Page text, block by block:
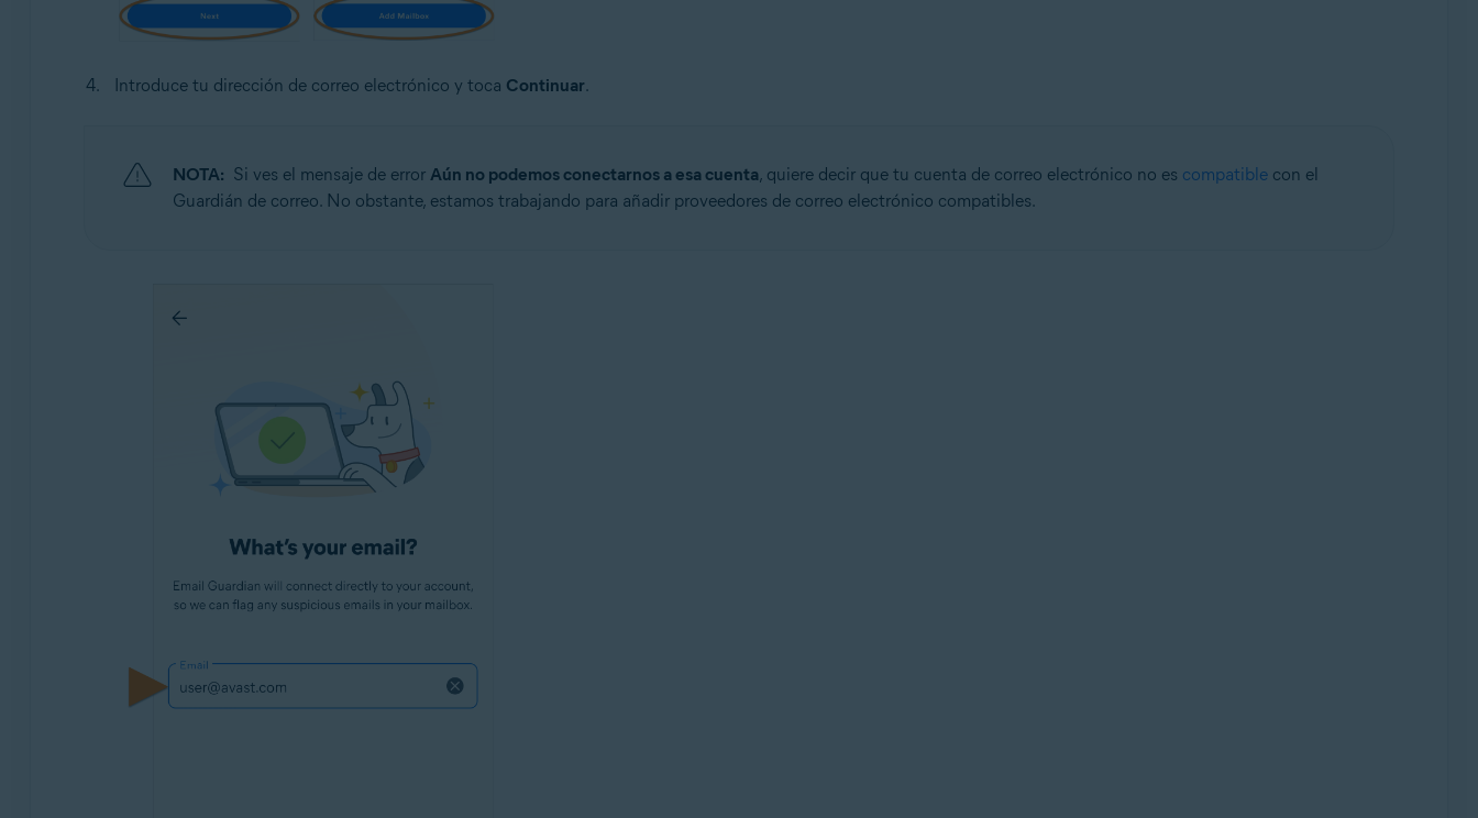
Introduce tu dirección de correo electrónico y toca Continuar.
NOTA: Si ves el mensaje de error Aún no podemos conectarnos a esa cuenta, quiere decir que tu cuenta de correo electrónico no es compatiblecon el
Guardián de correo. No obstante, estamos trabajando para añadir proveedores de correo electrónico compatibles.